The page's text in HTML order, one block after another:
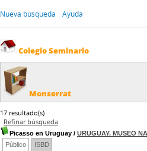
Nueva búsqueda Ayuda
Colegio Seminario
Monserrat
17 resultado(s)
Refinar búsqueda
Picasso en Uruguay / URUGUAY. MUSEO
Público
ISBD